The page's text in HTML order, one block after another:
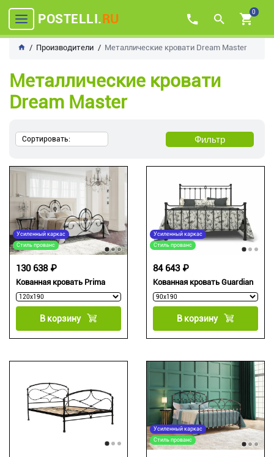
POSTELLI.RU 0
Производители Металлические кровати Dream Master
Металлические кровати
Dream Master
Сортировать: Фильтр
Усиленный каркас
Стиль прованс
Кованная кровать Prima
130 638 ₽
В корзину
Усиленный каркас
Стиль прованс
Кованная кровать Guardian
84 643 ₽
В корзину
Усиленный каркас
Стиль прованс